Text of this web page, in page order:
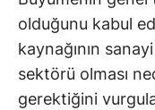
olduğunu kabul
kaynağının
sektörü olması
gerektiğini